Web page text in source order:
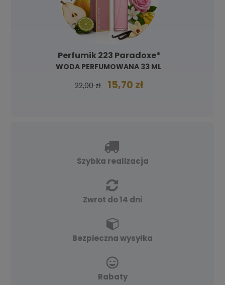
Perfumik 223 Paradoxe*
WODA PERFUMOWANA 33 ML
22,00 zł
15,70 zł
Szybka realizacja
Zwrot do 14 dni
Bezpieczna wysyłka
Rabaty